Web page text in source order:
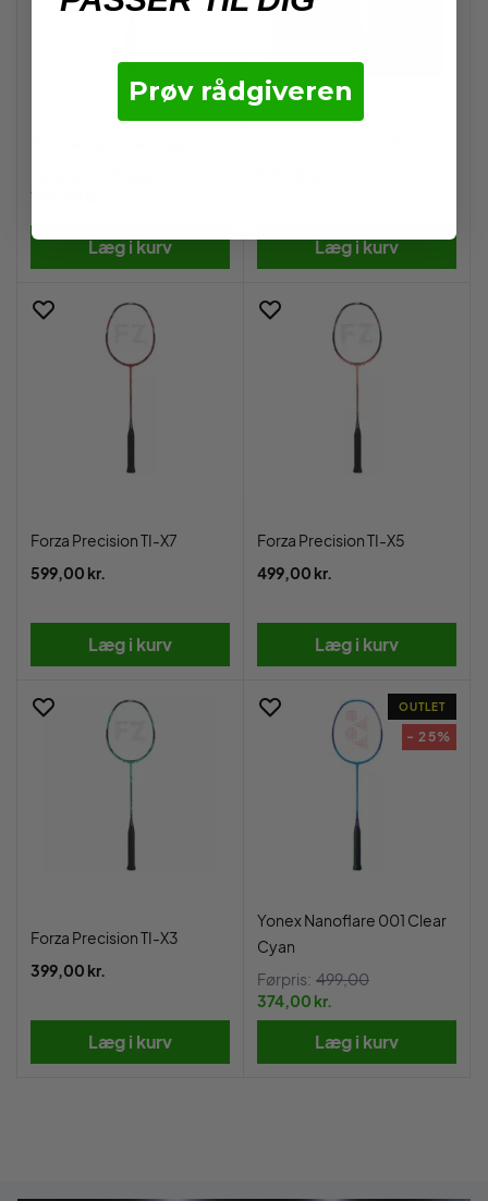
769,00 kr.
Læg i kurv Læg i kurv
Forza Precision TI-X7
599,00 kr.
Læg i kurv
Forza Precision TI-X5
499,00 kr.
Læg i kurv
Forza Precision TI-X3
399,00 kr.
Læg i kurv
OUTLET
- 25%
Yonex Nanoflare 001 Clear
Cyan
Førpris: 499,00
374,00 kr.
Læg i kurv
Prøv rådgiveren